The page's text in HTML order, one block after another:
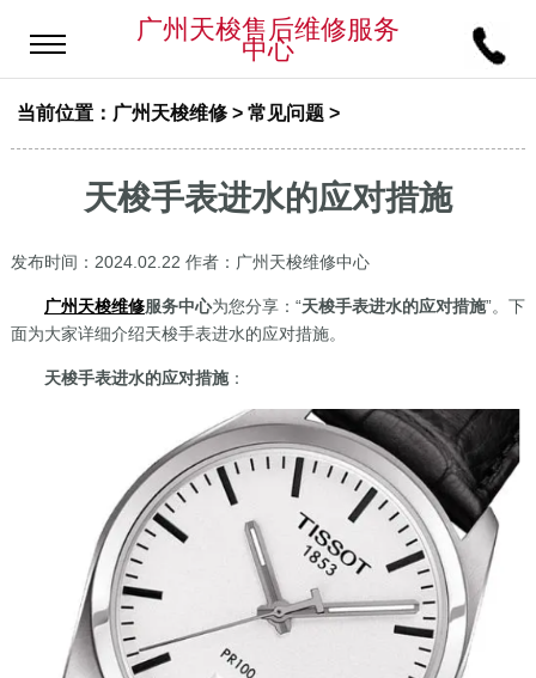
广州天梭售后维修服务
中心
当前位置： 广州天梭维修> 常见问题>
天梭手表进水的应对措施
发布时间：2024.02.22 作者：广州天梭维修中心
广州天梭维修服务中心为您分享：“天梭手表进水的应对措施”。下
面为大家详细介绍天梭手表进水的应对措施。
天梭手表进水的应对措施：